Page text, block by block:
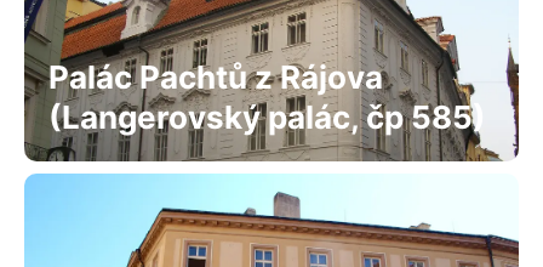
Palác Pachtů z Rájova
(Langerovský palác, čp 585)